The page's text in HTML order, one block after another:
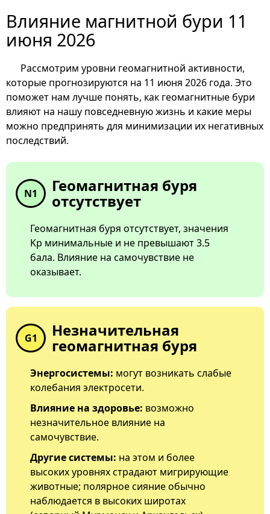
Влияние магнитной бури 11
июня 2026
Рассмотрим уровни геомагнитной активности,
которые прогнозируются на 11 июня 2026 года. Это
поможет нам лучше понять, как геомагнитные бури
влияют на нашу повседневную жизнь и какие меры
можно предпринять для минимизации их негативных
последствий.
N1 Геомагнитная буря
отсутствует
Геомагнитная буря отсутствует, значения
Kp минимальные и не превышают 3.5
бала. Влияние на самочувствие не
оказывает.
G1 Незначительная
геомагнитная буря
Энергосистемы: могут возникать слабые
колебания электросети.
Влияние на здоровье: возможно
незначительное влияние на
самочувствие.
Другие системы: на этом и более
высоких уровнях страдают мигрирующие
животные; полярное сияние обычно
наблюдается в высоких широтах